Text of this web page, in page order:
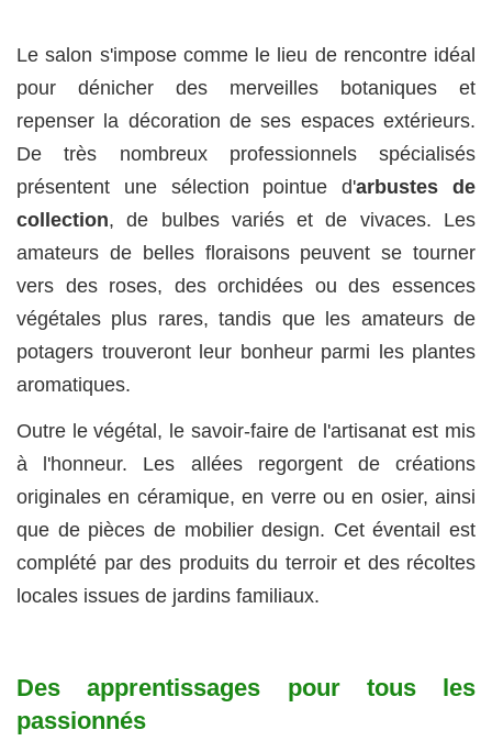
Le salon s'impose comme le lieu de rencontre idéal
pour dénicher des merveilles botaniques et
repenser la décoration de ses espaces extérieurs.
De très nombreux professionnels spécialisés
présentent une sélection pointue d'arbustes de
collection, de bulbes variés et de vivaces. Les
amateurs de belles floraisons peuvent se tourner
vers des roses, des orchidées ou des essences
végétales plus rares, tandis que les amateurs de
potagers trouveront leur bonheur parmi les plantes
aromatiques.
Outre le végétal, le savoir-faire de l'artisanat est mis
à l'honneur. Les allées regorgent de créations
originales en céramique, en verre ou en osier, ainsi
que de pièces de mobilier design. Cet éventail est
complété par des produits du terroir et des récoltes
locales issues de jardins familiaux.
Des apprentissages pour tous les
passionnés